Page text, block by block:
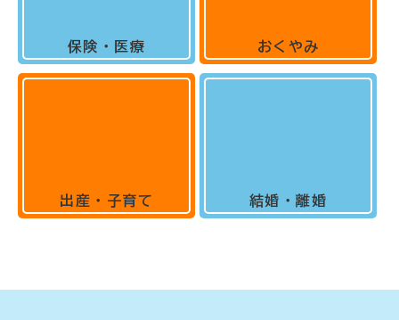
保険・医療
出産・子育て
おくやみ
結婚・離婚